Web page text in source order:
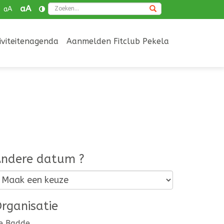
aA aA
Aanmelden Fitclub Pekela
datum ?